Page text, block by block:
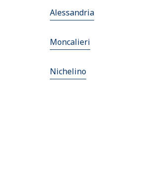
Alessandria
Moncalieri
Nichelino